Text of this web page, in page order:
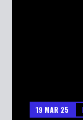
19 MAR 25